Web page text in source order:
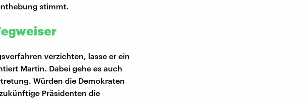
stimmt.
verzichten, lasse er ein
Martin. Dabei gehe es auch
Würden die Demokraten
Präsidenten die